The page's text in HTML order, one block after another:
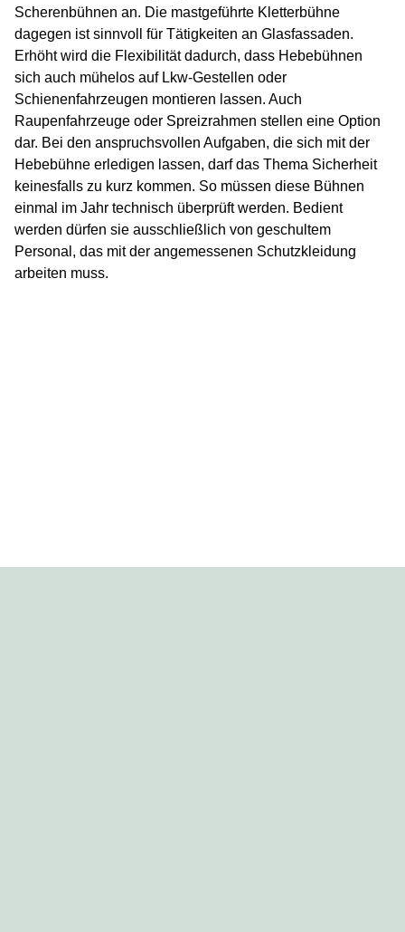
Scherenbühnen an. Die mastgeführte Kletterbühne
dagegen ist sinnvoll für Tätigkeiten an Glasfassaden.
Erhöht wird die Flexibilität dadurch, dass Hebebühnen
sich auch mühelos auf Lkw-Gestellen oder
Schienenfahrzeugen montieren lassen. Auch
Raupenfahrzeuge oder Spreizrahmen stellen eine Option
dar. Bei den anspruchsvollen Aufgaben, die sich mit der
Hebebühne erledigen lassen, darf das Thema Sicherheit
keinesfalls zu kurz kommen. So müssen diese Bühnen
einmal im Jahr technisch überprüft werden. Bedient
werden dürfen sie ausschließlich von geschultem
Personal, das mit der angemessenen Schutzkleidung
arbeiten muss.